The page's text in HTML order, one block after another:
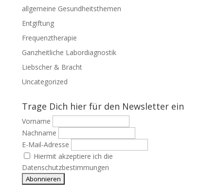
allgemeine Gesundheitsthemen
Entgiftung
Frequenztherapie
Ganzheitliche Labordiagnostik
Liebscher & Bracht
Uncategorized
Trage Dich hier für den Newsletter ein
Vorname
Nachname
E-Mail-Adresse
Hiermit akzeptiere ich die
Datenschutzbestimmungen